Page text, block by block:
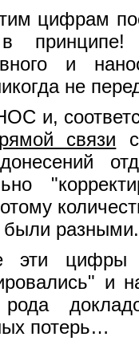
цифрам
и
не
и,
связи
были
эти
и
рода
потерь…